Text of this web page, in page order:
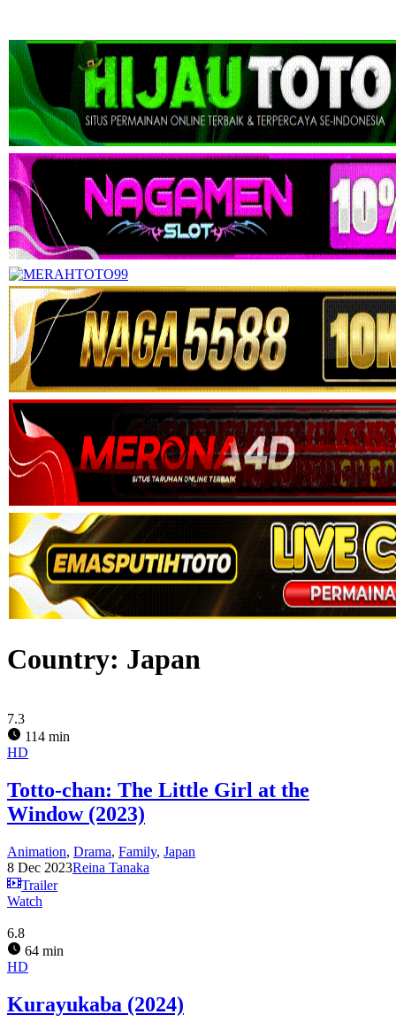
Country: Japan
7.3
114 min
HD
Totto-chan: The Little Girl at the
Window (2023)
Animation, Drama, Family, Japan
8 Dec 2023Reina Tanaka
Trailer
Watch
6.8
64 min
HD
Kurayukaba (2024)